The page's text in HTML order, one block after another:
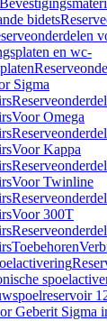
bidets
en wc-
Sigma
Voor Omega
Voor Kappa
Voor Twinline
Voor 300T
Toebehoren
Geberit Sigma